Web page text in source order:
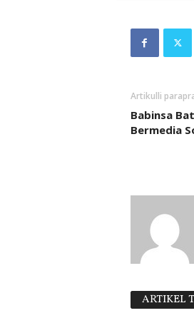
Artikulli
Babinsa
Bermedia
ARTIKEL